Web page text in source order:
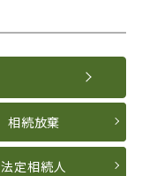
相続放棄
法定相続人